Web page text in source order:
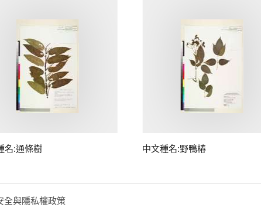
名:通條樹 中文種名:野鴨椿
全與隱私權政策